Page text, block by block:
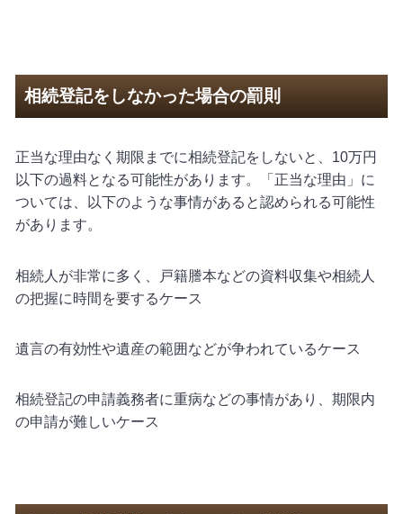
相続登記をしなかった場合の罰則
正当な理由なく期限までに相続登記をしないと、 10万円
以下の過料となる可能性があります。「正当な理由」に
ついては、以下のような事情があると認められる可能性
があります。
相続人が非常に多く、戸籍謄本などの資料収集や相続人
の把握に時間を要するケース
遺言の有効性や遺産の範囲などが争われているケース
相続登記の申請義務者に重病などの事情があり、期限内
の申請が難しいケース